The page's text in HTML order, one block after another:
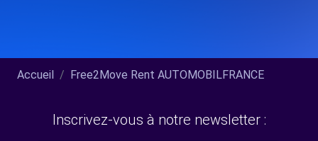
Accueil Free2Move Rent AUTOMOBILFRANCE
Inscrivez-vous à notre newsletter :